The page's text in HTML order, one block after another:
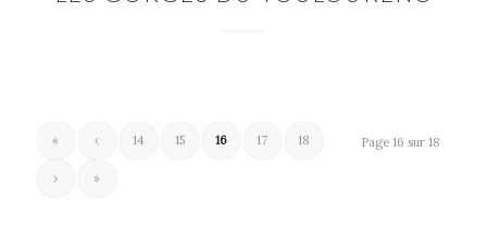
Page 16 sur 18
« ‹ 14 15 16 17 18
› »